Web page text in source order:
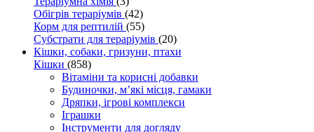
Обігрів тераріумів (42)
Корм для рептилій (55)
Субстрати для тераріумів (20)
Кішки, собаки, гризуни, птахи
Кішки (858)
Вітаміни та корисні добавки
Будиночки, м’які місця, гамаки
Дряпки, ігрові комплекси
Іграшки
Інструменти для догляду